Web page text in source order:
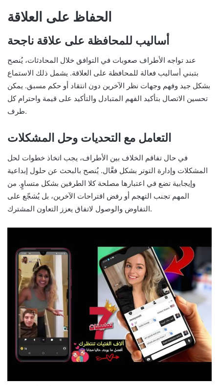
الحفاظ على العلاقة
أساليب للمحافظة على علاقة ناجحة
عند تواجه الأطراف صعوبات في التوافق خلال المحادثات، يُنصح
بتبني أساليب فعالة للمحافظة على العلاقة. يشمل ذلك الاستماع
بشكل جيد وفهم وجهات نظر الآخرين دون انتقاد أو حكم مسبق. يمكن
تحسين الاتصال بتأكيد الفهم المتبادل والتأكيد على قيمة واحترام كل
طرف.
التعامل مع التحديات وحل المشكلات
في حال تفاقم الخلاف بين الأطراف، يجب اتخاذ خطوات لحل
المشكلات وإدارة التوتر بشكل فعَّال. يُنصح بالبحث عن حلول إبداعية
وإيجابية تضع في اعتبارها مصلحة كلا الطرفين بشكل متساوٍ. من
المهم تجنب التهجم أو رفض اقتراحات الآخرين، بل يُشجّع على
التفاوض والوصول لاتفاق يعزز التعاون المشترك.